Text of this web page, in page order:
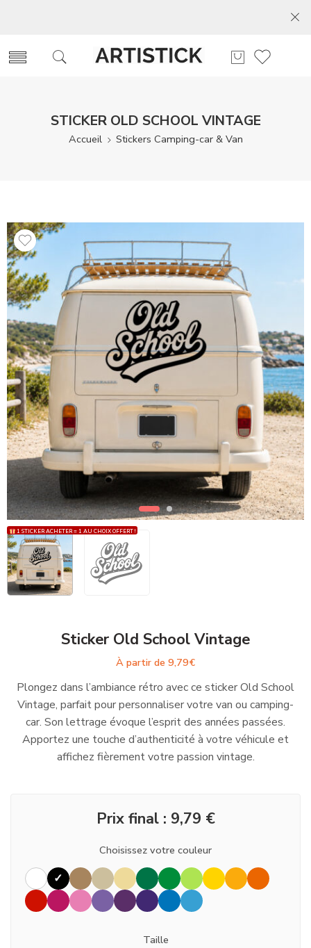
STICKER OLD SCHOOL VINTAGE
Accueil Stickers Camping-car & Van
1 STICKER ACHETER = 1 AU CHOIX OFFERT !
Sticker Old School Vintage
À partir de 9,79€
Plongez dans l’ambiance rétro avec ce sticker Old School
Vintage, parfait pour personnaliser votre van ou camping-
car. Son lettrage évoque l’esprit des années passées.
Apportez une touche d’authenticité à votre véhicule et
affichez fièrement votre passion vintage.
Prix final : 9,79 €
Choisissez votre couleur
Taille